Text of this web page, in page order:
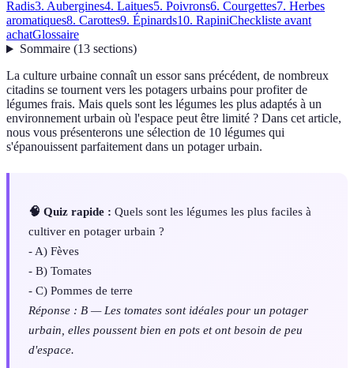
Radis3. Aubergines4. Laitues5. Poivrons6. Courgettes7. Herbes
aromatiques8. Carottes9. Épinards10. RapiniCheckliste avant
achatGlossaire
Sommaire(13 sections)
La culture urbaine connaît un essor sans précédent, de nombreux
citadins se tournent vers les potagers urbains pour profiter de
légumes frais. Mais quels sont les légumes les plus adaptés à un
environnement urbain où l'espace peut être limité ? Dans cet article,
nous vous présenterons une sélection de 10 légumes qui
s'épanouissent parfaitement dans un potager urbain.
🧠 Quiz rapide : Quels sont les légumes les plus faciles à
cultiver en potager urbain ?
- A) Fèves
- B) Tomates
- C) Pommes de terre
Réponse : B — Les tomates sont idéales pour un potager
urbain, elles poussent bien en pots et ont besoin de peu
d'espace.